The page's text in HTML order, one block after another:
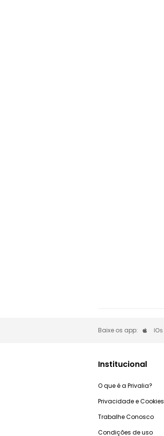
Baixe os app:
Institucional
O que é a Privalia?
Privacidade e Cookies
Trabalhe Conosco
Condições de uso